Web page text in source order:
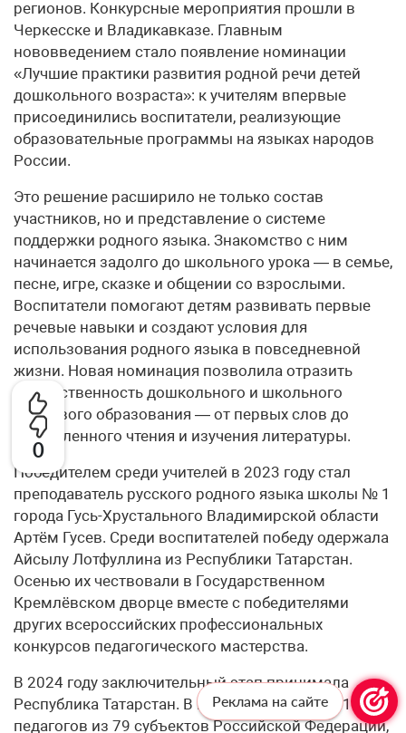
0
регионов. Конкурсные мероприятия прошли в
Черкесске и Владикавказе. Главным
нововведением стало появление номинации
«Лучшие практики развития родной речи детей
дошкольного возраста»: к учителям впервые
присоединились воспитатели, реализующие
образовательные программы на языках народов
России.
Это решение расширило не только состав
участников, но и представление о системе
поддержки родного языка. Знакомство с ним
начинается задолго до школьного урока — в семье,
песне, игре, сказке и общении со взрослыми.
Воспитатели помогают детям развивать первые
речевые навыки и создают условия для
использования родного языка в повседневной
жизни. Новая номинация позволила отразить
преемственность дошкольного и школьного
языкового образования — от первых слов до
осмысленного чтения и изучения литературы.
Победителем среди учителей в 2023 году стал
преподаватель русского родного языка школы № 1
города Гусь-Хрустального Владимирской области
Артём Гусев. Среди воспитателей победу одержала
Айсылу Лотфуллина из Республики Татарстан.
Осенью их чествовали в Государственном
Кремлёвском дворце вместе с победителями
других всероссийских профессиональных
конкурсов педагогического мастерства.
В 2024 году заключительный этап принимала
Республика Татарстан. В Казани собрались 112
педагогов из 79 субъектов Российской Федерации,
Реклама на сайте